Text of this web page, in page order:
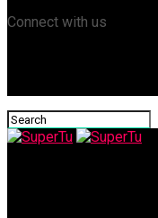
Connect with us